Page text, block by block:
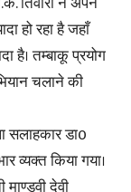
हो रहा है जहाँ
है। तम्बाकू प्रयोग
चलाने की
सलाहकार डा0
व्यक्त किया गया।